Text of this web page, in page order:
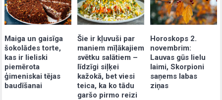
Maiga un gaisīga
šokolādes torte,
kas ir lieliski
piemērota
ģimeniskai tējas
baudīšanai
Šie ir kļuvuši par
maniem mīļākajiem
svētku salātiem –
līdzīgi siļķei
kažokā, bet viesi
teica, ka ko tādu
garšo pirmo reizi
Horoskops 2.
novembrim:
Lauvas gūs lielu
laimi, Skorpioni
saņems labas
ziņas